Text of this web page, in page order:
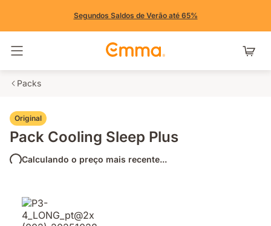
Segundos Saldos de Verão até 65%
Packs
Original
Pack Cooling Sleep Plus
Calculando o preço mais recente...